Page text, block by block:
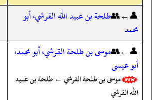
👤←👥طلحة بن عبيد الله القرشي، أبو
محمد
👤←👥موسى بن طلحة القرشي، أبو محمد،
أبو عيسى
موسى بن طلحة القرشي ← طلحة بن عبيد
الله القرشي